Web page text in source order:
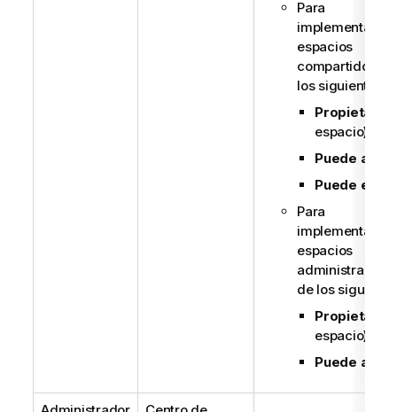
Para
espacios
compartidos,
los siguientes:
Propietario
espacio)
Puede
Puede
Para
espacios
administrados,
de los
Propietario
espacio)
Puede